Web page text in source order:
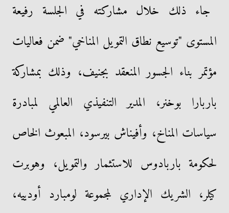
جاء ذلك خلال مشاركته في الجلسة رفيعة
المستوى "توسيع نطاق التمويل المناخي" ضمن فعاليات
مؤتمر بناء الجسور المنعقد بجنيف، وذلك بمشاركة
باربارا بوخنر، المدير التنفيذي العالمي لمبادرة
سياسات المناخ، وأفيناش بيرسود، المبعوث الخاص
لحكومة باربادوس للاستثمار والتمويل، وهوبرت
كيلر، الشريك الإداري لمجموعة لومبارد أودييه،